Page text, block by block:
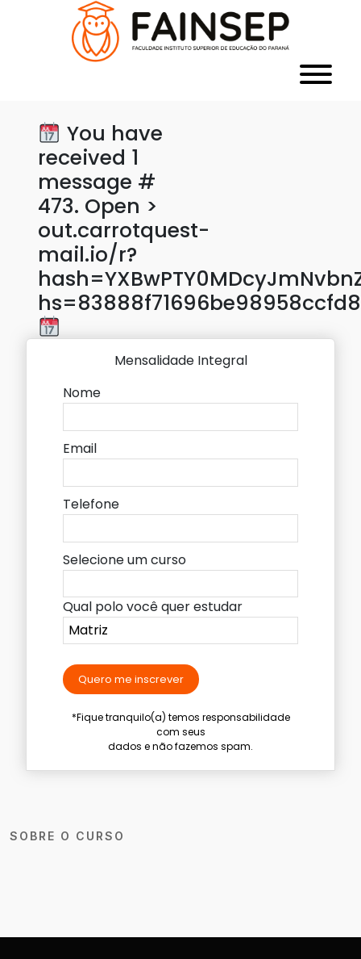
You have
received 1
message #
473. Open >
out.carrotquest-
mail.io/r?
SOBRE O CURSO
Mensalidade Integral
Nome
Email
Telefone
Selecione um curso
Qual polo você quer estudar
Quero me inscrever
*Fique tranquilo(a) temos responsabilidade
com seus
dados e não fazemos spam.